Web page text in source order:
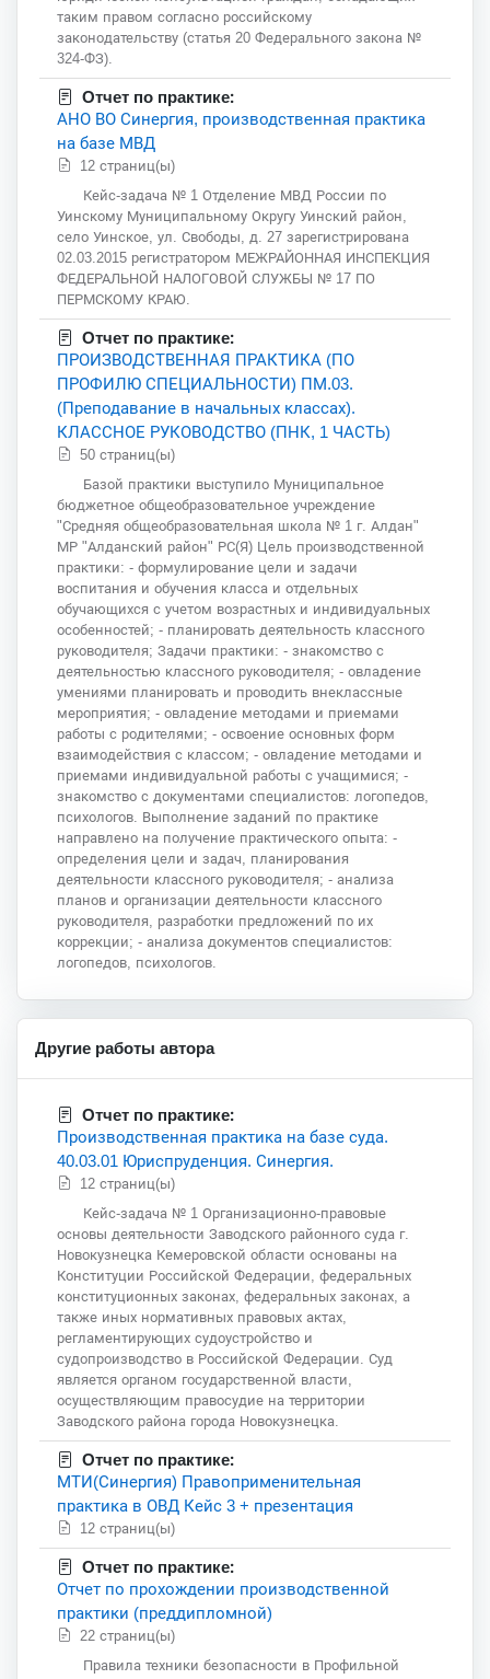
таким правом согласно российскому
законодательству (статья 20 Федерального закона №
324-ФЗ).
Отчет по практике:
АНО ВО Синергия, производственная практика
на базе МВД
12 страниц(ы)
Кейс-задача № 1 Отделение МВД России по
Уинскому Муниципальному Округу Уинский район,
село Уинское, ул. Свободы, д. 27 зарегистрирована
02.03.2015 регистратором МЕЖРАЙОННАЯ ИНСПЕКЦИЯ
ФЕДЕРАЛЬНОЙ НАЛОГОВОЙ СЛУЖБЫ № 17 ПО
ПЕРМСКОМУ КРАЮ.
Отчет по практике:
ПРОИЗВОДСТВЕННАЯ ПРАКТИКА (ПО
ПРОФИЛЮ СПЕЦИАЛЬНОСТИ) ПМ.03.
(Преподавание в начальных классах).
КЛАССНОЕ РУКОВОДСТВО (ПНК, 1 ЧАСТЬ)
50 страниц(ы)
Базой практики выступило Муниципальное
бюджетное общеобразовательное учреждение
"Средняя общеобразовательная школа № 1 г. Алдан"
МР "Алданский район" РС(Я) Цель производственной
практики: - формулирование цели и задачи
воспитания и обучения класса и отдельных
обучающихся с учетом возрастных и индивидуальных
особенностей; - планировать деятельность классного
руководителя; Задачи практики: - знакомство с
деятельностью классного руководителя; - овладение
умениями планировать и проводить внеклассные
мероприятия; - овладение методами и приемами
работы с родителями; - освоение основных форм
взаимодействия с классом; - овладение методами и
приемами индивидуальной работы с учащимися; -
знакомство с документами специалистов: логопедов,
психологов. Выполнение заданий по практике
направлено на получение практического опыта: -
определения цели и задач, планирования
деятельности классного руководителя; - анализа
планов и организации деятельности классного
руководителя, разработки предложений по их
коррекции; - анализа документов специалистов:
логопедов, психологов.
Другие работы автора
Отчет по практике:
Производственная практика на базе суда.
40.03.01 Юриспруденция. Синергия.
12 страниц(ы)
Кейс-задача № 1 Организационно-правовые
основы деятельности Заводского районного суда г.
Новокузнецка Кемеровской области основаны на
Конституции Российской Федерации, федеральных
конституционных законах, федеральных законах, а
также иных нормативных правовых актах,
регламентирующих судоустройство и
судопроизводство в Российской Федерации. Суд
является органом государственной власти,
осуществляющим правосудие на территории
Заводского района города Новокузнецка.
Отчет по практике:
МТИ(Синергия) Правоприменительная
практика в ОВД Кейс 3 + презентация
12 страниц(ы)
Отчет по практике:
Отчет по прохождении производственной
практики (преддипломной)
22 страниц(ы)
Правила техники безопасности в Профильной